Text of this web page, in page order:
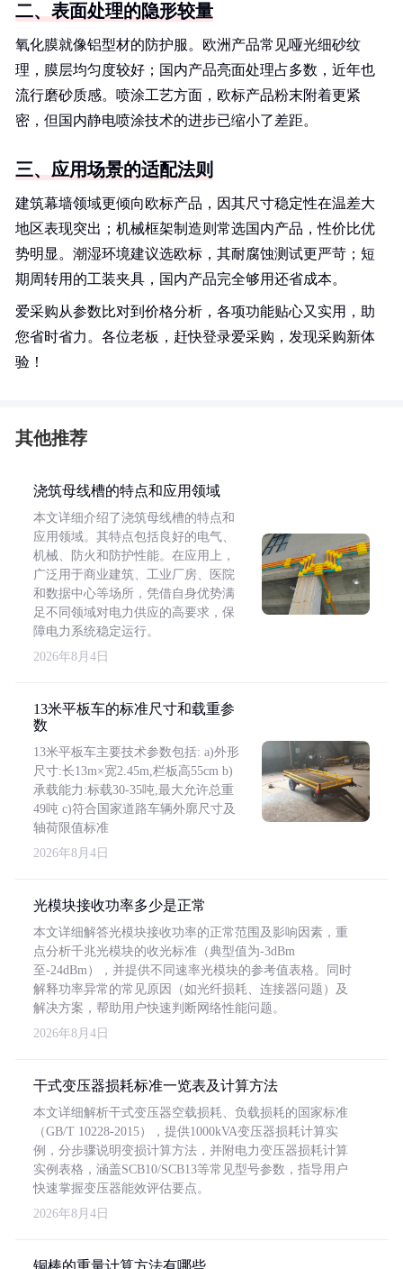
二、表面处理的隐形较量
氧化膜就像铝型材的防护服。欧洲产品常见哑光细砂纹
理，膜层均匀度较好；国内产品亮面处理占多数，近年也
流行磨砂质感。喷涂工艺方面，欧标产品粉末附着更紧
密，但国内静电喷涂技术的进步已缩小了差距。
三、应用场景的适配法则
建筑幕墙领域更倾向欧标产品，因其尺寸稳定性在温差大
地区表现突出；机械框架制造则常选国内产品，性价比优
势明显。潮湿环境建议选欧标，其耐腐蚀测试更严苛；短
期周转用的工装夹具，国内产品完全够用还省成本。
爱采购从参数比对到价格分析，各项功能贴心又实用，助
您省时省力。各位老板，赶快登录爱采购，发现采购新体
验！
其他推荐
浇筑母线槽的特点和应用领域
本文详细介绍了浇筑母线槽的特点和
应用领域。其特点包括良好的电气、
机械、防火和防护性能。在应用上，
广泛用于商业建筑、工业厂房、医院
和数据中心等场所，凭借自身优势满
足不同领域对电力供应的高要求，保
障电力系统稳定运行。
2026年8月4日
13米平板车的标准尺寸和载重参
数
13米平板车主要技术参数包括: a)外形
尺寸:长13m×宽2.45m,栏板高55cm b)
承载能力:标载30-35吨,最大允许总重
49吨 c)符合国家道路车辆外廓尺寸及
轴荷限值标准
2026年8月4日
光模块接收功率多少是正常
本文详细解答光模块接收功率的正常范围及影响因素，重
点分析千兆光模块的收光标准（典型值为-3dBm
至-24dBm），并提供不同速率光模块的参考值表格。同时
解释功率异常的常见原因（如光纤损耗、连接器问题）及
解决方案，帮助用户快速判断网络性能问题。
2026年8月4日
干式变压器损耗标准一览表及计算方法
本文详细解析干式变压器空载损耗、负载损耗的国家标准
（GB/T 10228-2015），提供1000kVA变压器损耗计算实
例，分步骤说明变损计算方法，并附电力变压器损耗计算
实例表格，涵盖SCB10/SCB13等常见型号参数，指导用户
快速掌握变压器能效评估要点。
2026年8月4日
铜棒的重量计算方法有哪些